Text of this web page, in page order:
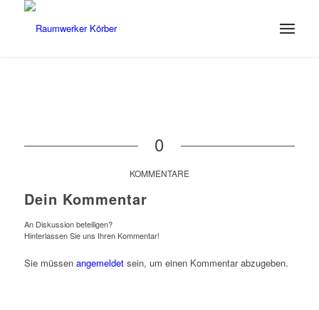
0
KOMMENTARE
Dein Kommentar
An Diskussion beteiligen?
Hinterlassen Sie uns Ihren Kommentar!
Sie müssen angemeldetsein, um einen Kommentar abzugeben.